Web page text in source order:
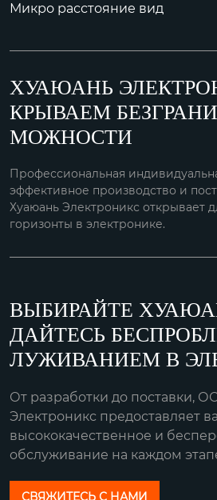
Микро расстояние вид
ХУАЮАНЬ
КРЫВАЕМ
МОЖНОСТИ
Профессиональная
эффективное производство и
Хуаюань Электроникс открывает
горизонты в электронике.
ВЫБИРАЙТЕ
ДАЙТЕСЬ
ЛУЖИВАНИЕМ В
От разработки до поставки,
Электроникс предоставляет
высококачественное и
обслуживание на каждом
СВЯЖИТЕСЬ С НАМИ